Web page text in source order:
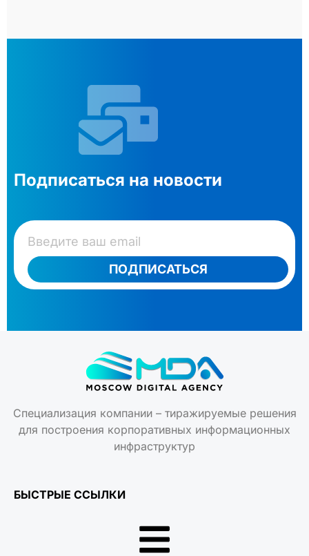
Подписаться на новости
ПОДПИСАТЬСЯ
Специализация компании – тиражируемые решения
для построения корпоративных информационных
инфраструктур
БЫСТРЫЕ ССЫЛКИ